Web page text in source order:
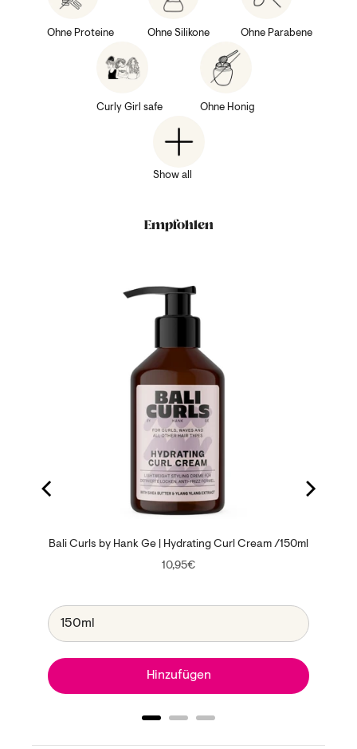
Ohne Proteine Ohne Silikone Ohne Parabene
Curly Girl safe Ohne Honig
Show all
Empfohlen
Bali Curls by Hank Ge | Hydrating Curl Cream /150ml
Price
10,95€
Hinzufügen